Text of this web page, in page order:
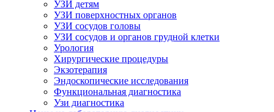
УЗИ детям
УЗИ поверхностных органов
УЗИ сосудов головы
УЗИ сосудов и органов грудной клетки
Урология
Хирургические процедуры
Экзотерапия
Эндоскопические исследования
Функциональная диагностика
Узи диагностика